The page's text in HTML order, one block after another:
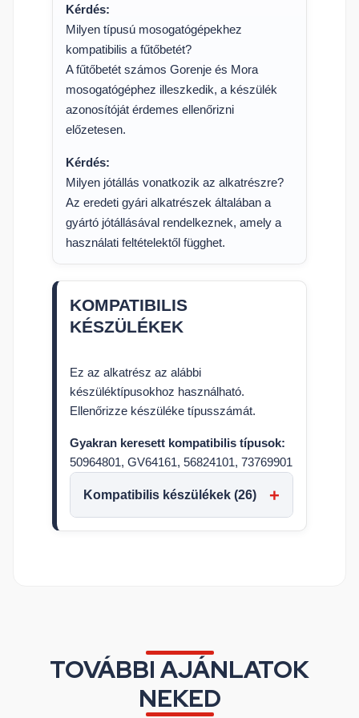
Kérdés:
Milyen típusú mosogatógépekhez
kompatibilis a fűtőbetét?
A fűtőbetét számos Gorenje és Mora
mosogatógéphez illeszkedik, a készülék
azonosítóját érdemes ellenőrizni
előzetesen.
Kérdés:
Milyen jótállás vonatkozik az alkatrészre?
Az eredeti gyári alkatrészek általában a
gyártó jótállásával rendelkeznek, amely a
használati feltételektől függhet.
KOMPATIBILIS
KÉSZÜLÉKEK
Ez az alkatrész az alábbi
készüléktípusokhoz használható.
Ellenőrizze készüléke típusszámát.
Gyakran keresett kompatibilis típusok:
50964801, GV64161, 56824101, 73769901
Kompatibilis készülékek (26)
TOVÁBBI AJÁNLATOK
NEKED